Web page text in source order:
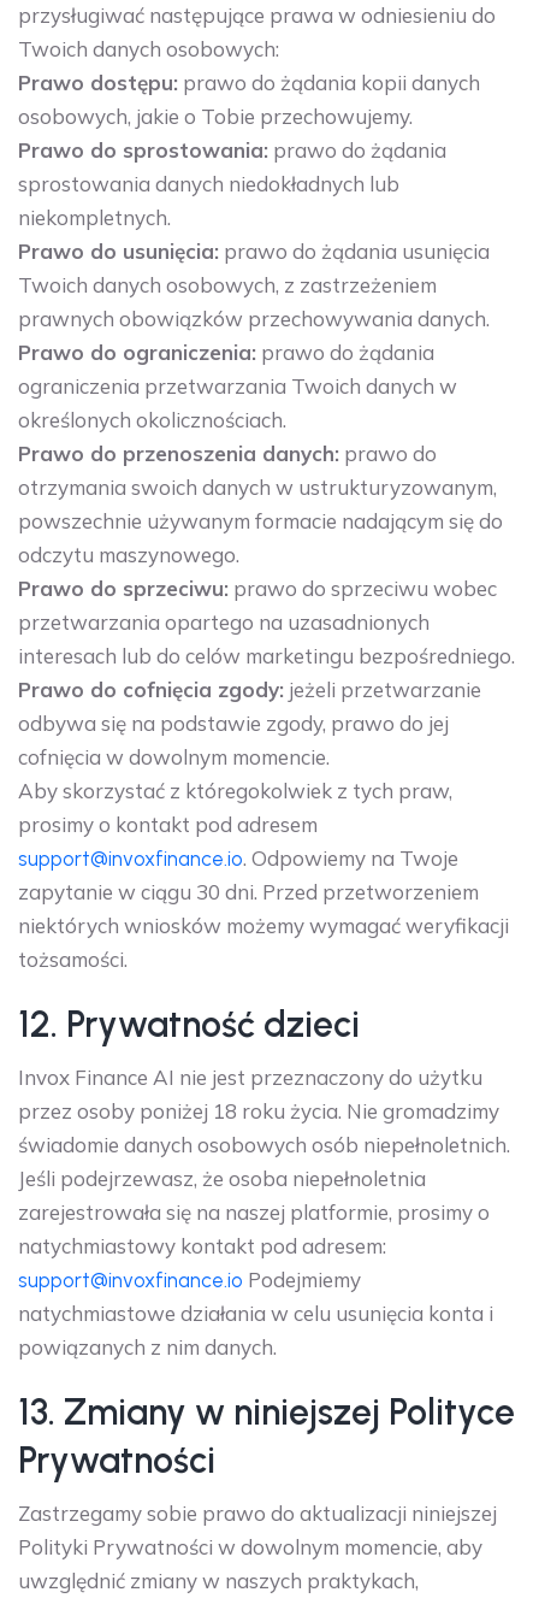
przysługiwać następujące prawa w odniesieniu do
Twoich danych osobowych:
Prawo dostępu: prawo do żądania kopii danych
osobowych, jakie o Tobie przechowujemy.
Prawo do sprostowania: prawo do żądania
sprostowania danych niedokładnych lub
niekompletnych.
Prawo do usunięcia: prawo do żądania usunięcia
Twoich danych osobowych, z zastrzeżeniem
prawnych obowiązków przechowywania danych.
Prawo do ograniczenia: prawo do żądania
ograniczenia przetwarzania Twoich danych w
określonych okolicznościach.
Prawo do przenoszenia danych: prawo do
otrzymania swoich danych w ustrukturyzowanym,
powszechnie używanym formacie nadającym się do
odczytu maszynowego.
Prawo do sprzeciwu: prawo do sprzeciwu wobec
przetwarzania opartego na uzasadnionych
interesach lub do celów marketingu bezpośredniego.
Prawo do cofnięcia zgody: jeżeli przetwarzanie
odbywa się na podstawie zgody, prawo do jej
cofnięcia w dowolnym momencie.
Aby skorzystać z któregokolwiek z tych praw,
prosimy o kontakt pod adresem
support@invoxfinance.io. Odpowiemy na Twoje
zapytanie w ciągu 30 dni. Przed przetworzeniem
niektórych wniosków możemy wymagać weryfikacji
tożsamości.
12. Prywatność dzieci
Invox Finance AI nie jest przeznaczony do użytku
przez osoby poniżej 18 roku życia. Nie gromadzimy
świadomie danych osobowych osób niepełnoletnich.
Jeśli podejrzewasz, że osoba niepełnoletnia
zarejestrowała się na naszej platformie, prosimy o
natychmiastowy kontakt pod adresem:
support@invoxfinance.io Podejmiemy
natychmiastowe działania w celu usunięcia konta i
powiązanych z nim danych.
13. Zmiany w niniejszej Polityce
Prywatności
Zastrzegamy sobie prawo do aktualizacji niniejszej
Polityki Prywatności w dowolnym momencie, aby
uwzględnić zmiany w naszych praktykach,